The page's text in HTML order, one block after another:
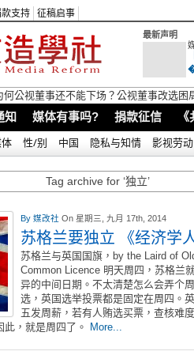
支持 征稿启事
最新声明
何公视董事还不能下场？公视董事改选
知 媒体有事吗? 捐款征信
性/别 中国 隐私与知情 影视劳动
Tag archive for ‘独立’
By 媒改社 On 星期三, 九月 17th, 2014
苏格兰要独立 《经济学
苏格兰与英国国旗，by the Laird of
Common Licence 明天周四，苏格兰
异的中间日期。不太清楚怎么会弄个
选，英国选举投票都是固定在周四。
五发周薪，若有人贿选买票，查核难
，就是周四了。
More...